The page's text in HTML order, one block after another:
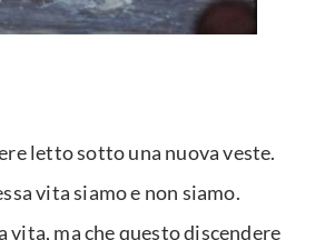
letto sotto una nuova veste.
vita siamo e non siamo.
ma che questo discendere